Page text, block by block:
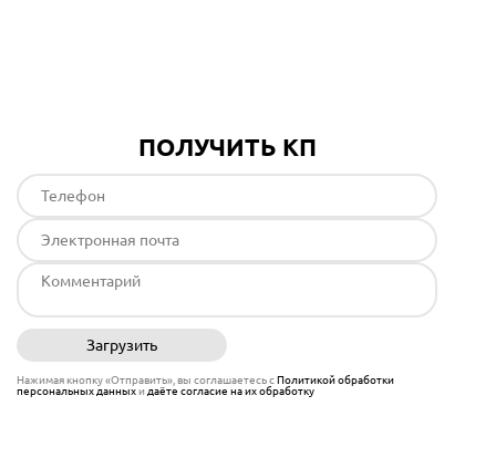
ПОЛУЧИТЬ КП
Загрузить
Нажимая кнопку «Отправить», вы соглашаетесь сПолитикой обработки
персональных данныхи даёте согласие на их обработку